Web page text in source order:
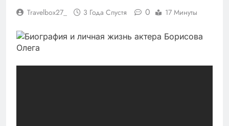
Travelbox27_ 3 Года Спустя 0 17 Минуты